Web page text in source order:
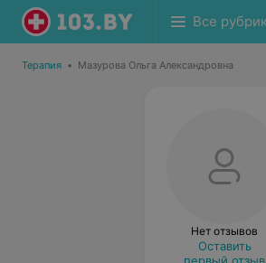
Все
Терапия • Мазурова Ольга Александровна
Нет отзывов
Оставить